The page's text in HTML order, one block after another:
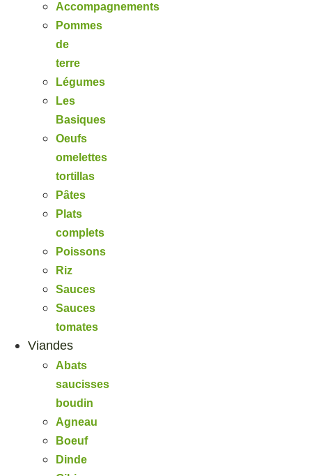
Accompagnements
Pommes
de
terre
Légumes
Les
Basiques
Oeufs
omelettes
tortillas
Pâtes
Plats
complets
Poissons
Riz
Sauces
Sauces
tomates
Viandes
Abats
saucisses
boudin
Agneau
Boeuf
Dinde